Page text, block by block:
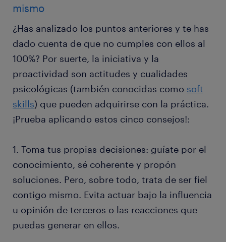
mismo
¿Has analizado los puntos anteriores y te has
dado cuenta de que no cumples con ellos al
100%? Por suerte, la iniciativa y la
proactividad son actitudes y cualidades
psicológicas (también conocidas como soft
skills) que pueden adquirirse con la práctica.
¡Prueba aplicando estos cinco consejos!:
1. Toma tus propias decisiones: guíate por el
conocimiento, sé coherente y propón
soluciones. Pero, sobre todo, trata de ser fiel
contigo mismo. Evita actuar bajo la influencia
u opinión de terceros o las reacciones que
puedas generar en ellos.